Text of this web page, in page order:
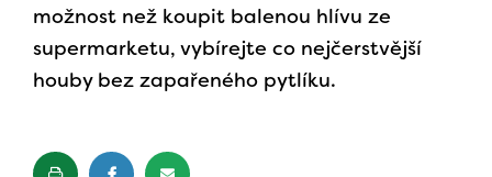
možnost než koupit balenou hlívu ze
supermarketu, vybírejte co nejčerstvější
houby bez zapařeného pytlíku.